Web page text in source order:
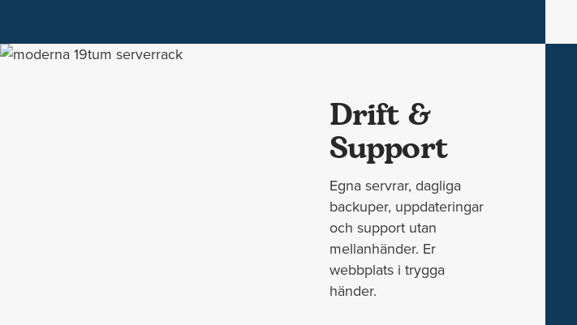
Drift &
Support
Egna servrar, dagliga
backuper, uppdateringar
och support utan
mellanhänder. Er
webbplats i trygga
händer.